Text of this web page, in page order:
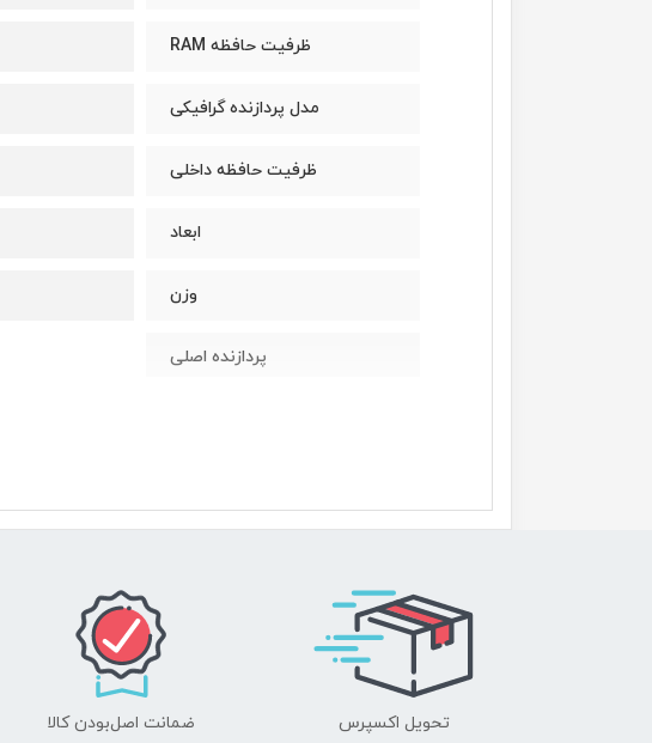
ظرفیت حافظه RAM
مدل پردازنده گرافیکی
ظرفیت حافظه داخلی
ابعاد
وزن
پردازنده اصلی
حافظه ی رم تحویل اکسپرس ضمانت اصل‌بودن کالا